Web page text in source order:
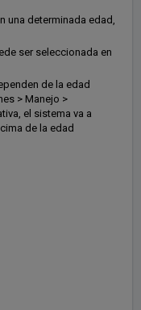
una determinada edad,
ser seleccionada en
de la edad
> Manejo >
el sistema va a
de la edad